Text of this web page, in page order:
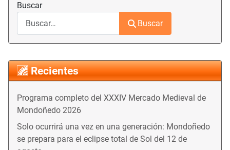
Buscar
Buscar
Recientes
Programa completo del XXXIV Mercado Medieval de
Mondoñedo 2026
Solo ocurrirá una vez en una generación: Mondoñedo
se prepara para el eclipse total de Sol del 12 de